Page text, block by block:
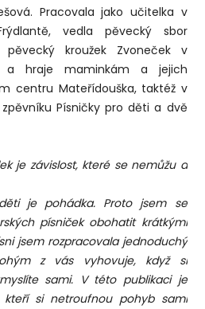
Pracovala jako učitelka v
vedla pěvecký sbor
kroužek Zvoneček v
a hraje maminkám a jejich
centru Mateřídouška, taktéž v
Písničky pro děti a dvě
je závislost, které se nemůžu a
je pohádka. Proto jsem se
písniček obohatit krátkými
jsem rozpracovala jednoduchý
z vás vyhovuje, když si
sami. V této publikaci je
si netroufnou pohyb sami